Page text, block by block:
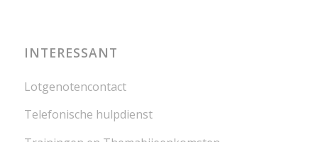
INTERESSANT
Lotgenotencontact
Telefonische hulpdienst